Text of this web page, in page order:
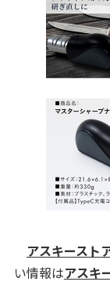
アスキースト
い情報はアスキ